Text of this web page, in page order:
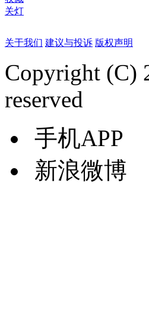
关灯
关于我们 建议与投诉 版权声明
Copyright (C)
reserved
手机APP
新浪微博